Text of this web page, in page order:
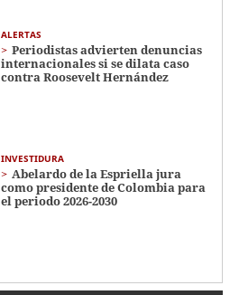
ALERTAS
Periodistas advierten denuncias
internacionales si se dilata caso
contra Roosevelt Hernández
INVESTIDURA
Abelardo de la Espriella jura
como presidente de Colombia para
el periodo 2026-2030